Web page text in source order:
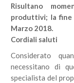
Risultano
produttivi; la fine
Marzo 2018.
Cordiali saluti
Considerato
necessitano di
specialista del